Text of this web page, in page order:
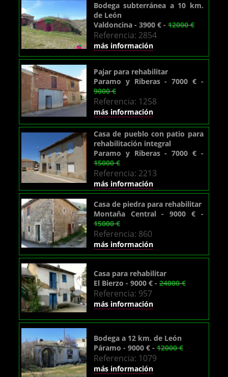
Bodega subterránea a 10 km.
de León
Valdoncina - 3900 € - 12000 €
Referencia: 2854
más información
Pajar para rehabilitar
Paramo y Riberas - 7000 € -
9000 €
Referencia: 1258
más información
Casa de pueblo con patio para
rehabilitación integral
Paramo y Riberas - 7000 € -
15000 €
Referencia: 2213
más información
Casa de piedra para rehabilitar
Montaña Central - 9000 € -
15000 €
Referencia: 860
más información
Casa para rehabilitar
El Bierzo - 9000 € - 24000 €
Referencia: 957
más información
Bodega a 12 km. de León
Páramo - 9000 € - 12000 €
Referencia: 1079
más información